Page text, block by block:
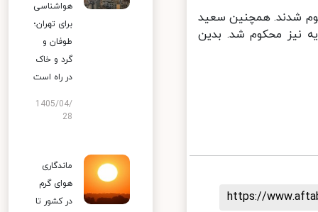
شناخته و به 8 سال حبس محکوم شدند. همچنین سعید
نیز محکوم شد. بدین
https://
هواشناسی
برای تهران؛
طوفان و
گرد و خاک
در راه است
1405/04/
28
ماندگاری
هوای گرم
در کشور تا